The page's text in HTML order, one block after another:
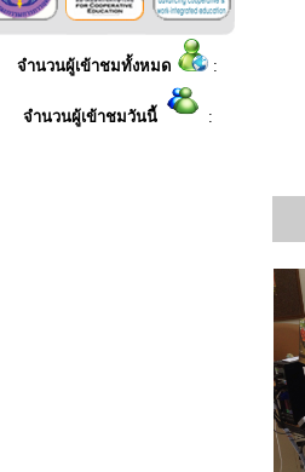
จำนวนผู้เข้าชมทั้งหมด :
จำนวนผู้เข้าชมวันนี้ :